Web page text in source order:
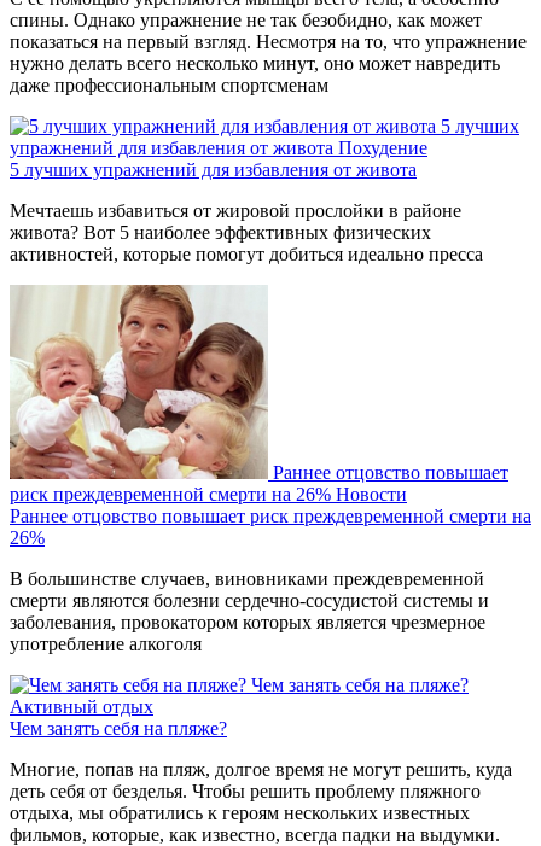
спины. Однако упражнение не так безобидно, как может
показаться на первый взгляд. Несмотря на то, что упражнение
нужно делать всего несколько минут, оно может навредить
даже профессиональным спортсменам
5 лучших
упражнений для избавления от живота Похудение
5 лучших упражнений для избавления от живота
Мечтаешь избавиться от жировой прослойки в районе
живота? Вот 5 наиболее эффективных физических
активностей, которые помогут добиться идеально пресса
Раннее отцовство повышает
риск преждевременной смерти на 26% Новости
Раннее отцовство повышает риск преждевременной смерти на
26%
В большинстве случаев, виновниками преждевременной
смерти являются болезни сердечно-сосудистой системы и
заболевания, провокатором которых является чрезмерное
употребление алкоголя
Чем занять себя на пляже?
Активный отдых
Чем занять себя на пляже?
Многие, попав на пляж, долгое время не могут решить, куда
деть себя от безделья. Чтобы решить проблему пляжного
отдыха, мы обратились к героям нескольких известных
фильмов, которые, как известно, всегда падки на выдумки.